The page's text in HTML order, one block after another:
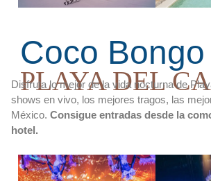
Coco Bongo
PLAYA DEL
Disfruta lo mejor de la vida nocturna de
shows en vivo, los mejores tragos, las
México. Consigue entradas desde la
hotel.